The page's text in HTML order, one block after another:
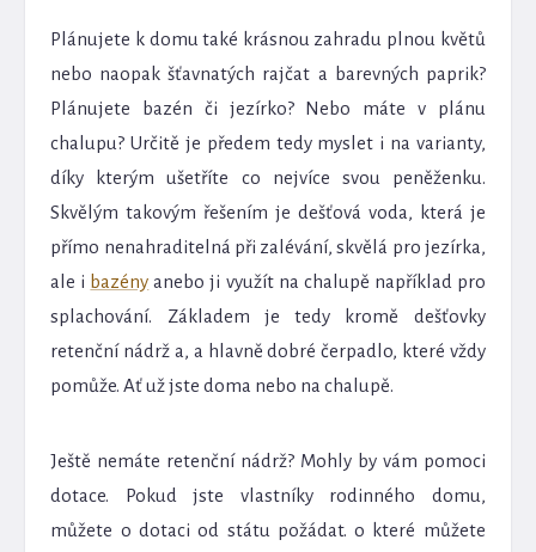
Plánujete k domu také krásnou zahradu plnou květů
nebo naopak šťavnatých rajčat a barevných paprik?
Plánujete bazén či jezírko? Nebo máte v plánu
chalupu? Určitě je předem tedy myslet i na varianty,
díky kterým ušetříte co nejvíce svou peněženku.
Skvělým takovým řešením je dešťová voda, která je
přímo nenahraditelná při zalévání, skvělá pro jezírka,
ale i bazény anebo ji využít na chalupě například pro
splachování. Základem je tedy kromě dešťovky
retenční nádrž a, a hlavně dobré čerpadlo, které vždy
pomůže. Ať už jste doma nebo na chalupě.
Ještě nemáte retenční nádrž? Mohly by vám pomoci
dotace. Pokud jste vlastníky rodinného domu,
můžete o dotaci od státu požádat. o které můžete